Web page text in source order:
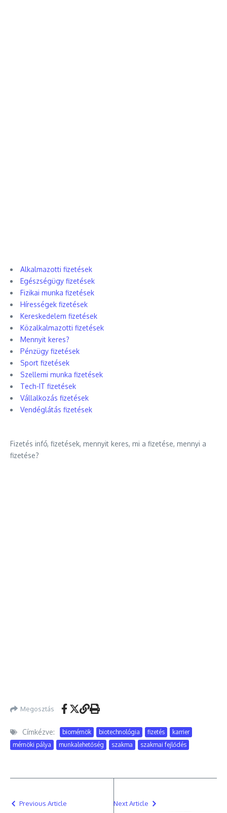
Alkalmazotti fizetések
Egészségügy fizetések
Fizikai munka fizetések
Hírességek fizetések
Kereskedelem fizetések
Közalkalmazotti fizetések
Mennyit keres?
Pénzügy fizetések
Sport fizetések
Szellemi munka fizetések
Tech-IT fizetések
Vállalkozás fizetések
Vendéglátás fizetések
Fizetés infó, fizetések, mennyit keres, mi a fizetése, mennyi a
fizetése?
Megosztás
Címkézve: biomérnök biotechnológia fizetés
karrier
mérnöki pálya
munkalehetőség szakma szakmai fejlődés
Previous Article Next Article